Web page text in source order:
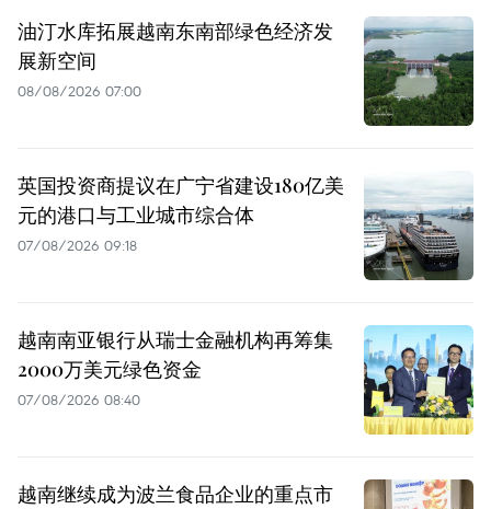
油汀水库拓展越南东南部绿色经济发
展新空间
08/08/2026 07:00
英国投资商提议在广宁省建设180亿美
元的港口与工业城市综合体
07/08/2026 09:18
越南南亚银行从瑞士金融机构再筹集
2000万美元绿色资金
07/08/2026 08:40
越南继续成为波兰食品企业的重点市